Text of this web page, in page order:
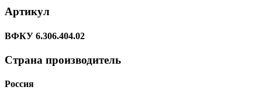
Артикул
ВФКУ 6.306.404.02
Страна производитель
Россия